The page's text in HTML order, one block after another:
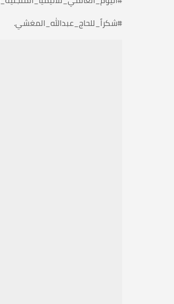
#شكراً_للحاج_عبدالله_المغشي.